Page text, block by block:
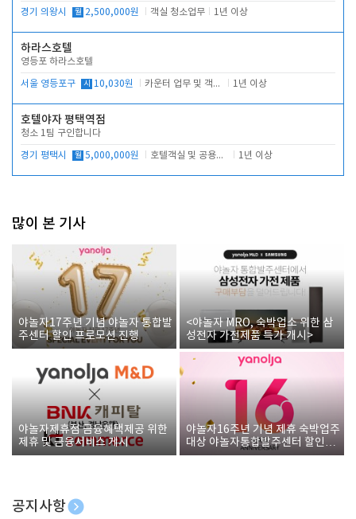
경기 의왕시 월 2,500,000원 객실 청소업무 1년 이상
하라스호텔
영등포 하라스호텔
서울 영등포구 시 10,030원 카운터 업무 및 객실관리(청소상태 확인, 객실판매) 1년 이상
호텔야자 평택역점
청소 1팀 구인합니다
경기 평택시 월 5,000,000원 호텔객실 및 공용시설 청소 관리 1년 이상
많이 본 기사
야놀자17주년 기념 야놀자 통합발
주센터 할인 프로모션 진행
<야놀자 MRO, 숙박업소 위한 삼
성전자 가전제품 특가 개시>
야놀자제휴점 금융혜택제공 위한
제휴 및 금융서비스 게시
야놀자16주년 기념 제휴 숙박업주
대상 야놀자통합발주센터 할인쿠
폰 증정
공지사항
[호텔업] 개인정보 처리방침 개정본1 (19.09.02)